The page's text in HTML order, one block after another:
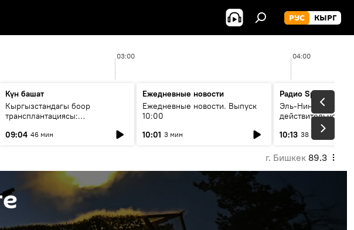
РУС КЫРГ
03:00 04:00
Күн башат
Кыргызстандагы боор
трансплантациясы:
келечеги
09:04 46 мин
Ежедневные новости
Ежедневные новости. Выпуск
10:00
10:01 3 мин
Радио Sputnik
Эль-Ниньо, жара и
действительно
погоду в
10:13 38 мин
г. Бишкек 89.3